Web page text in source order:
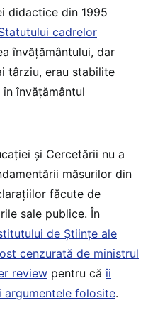
didactice din 1995
cadrelor
învățământului, dar
târziu, erau stabilite
învățământul
și Cercetării nu a
măsurilor din
făcute de
sale publice. În
de Științe ale
cenzurată de ministrul
review pentru căîi
folosite.